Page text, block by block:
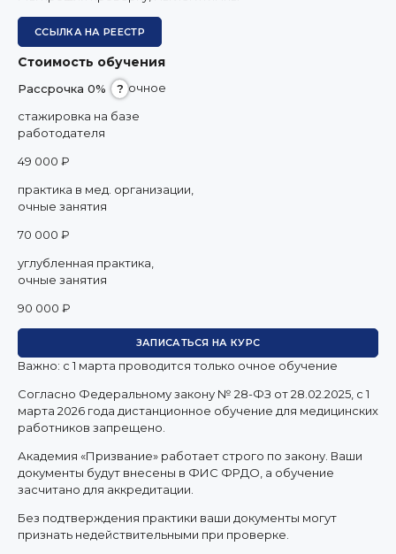
ССЫЛКА НА РЕЕСТР
Стоимость обучения
Рассрочка 0% ? очное
стажировка на базе
работодателя
49 000 ₽
практика в мед. организации,
очные занятия
70 000 ₽
углубленная практика,
очные занятия
90 000 ₽
ЗАПИСАТЬСЯ НА КУРС
Важно: с 1 марта проводится только очное обучение
Согласно Федеральному закону № 28-ФЗ от 28.02.2025, с 1
марта 2026 года дистанционное обучение для медицинских
работников запрещено.
Академия «Призвание» работает строго по закону. Ваши
документы будут внесены в ФИС ФРДО, а обучение
засчитано для аккредитации.
Без подтверждения практики ваши документы могут
признать недействительными при проверке